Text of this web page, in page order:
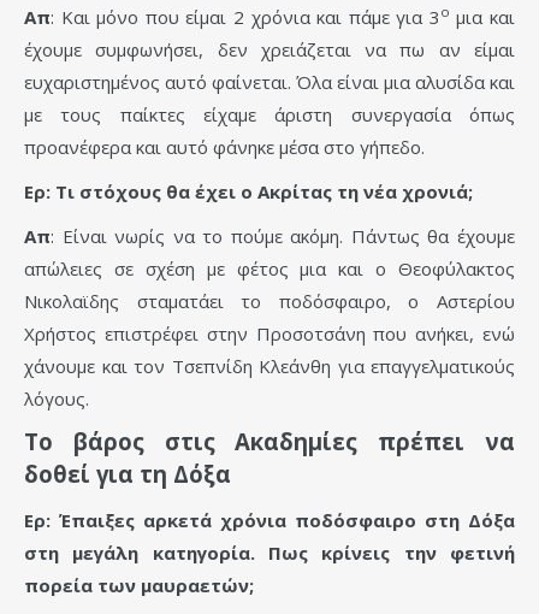
Απ: Και μόνο που είμαι 2 χρόνια και πάμε για 3 ο μια και
έχουμε συμφωνήσει, δεν χρειάζεται να πω αν είμαι
ευχαριστημένος αυτό φαίνεται. Όλα είναι μια αλυσίδα και
με τους παίκτες είχαμε άριστη συνεργασία όπως
προανέφερα και αυτό φάνηκε μέσα στο γήπεδο.
Ερ: Τι στόχους θα έχει ο Ακρίτας τη νέα χρονιά;
Απ: Είναι νωρίς να το πούμε ακόμη. Πάντως θα έχουμε
απώλειες σε σχέση με φέτος μια και ο Θεοφύλακτος
Νικολαϊδης σταματάει το ποδόσφαιρο, ο Αστερίου
Χρήστος επιστρέφει στην Προσοτσάνη που ανήκει, ενώ
χάνουμε και τον Τσεπνίδη Κλεάνθη για επαγγελματικούς
λόγους.
Το βάρος στις Ακαδημίες πρέπει να
δοθεί για τη Δόξα
Ερ: Έπαιξες αρκετά χρόνια ποδόσφαιρο στη Δόξα
στη μεγάλη κατηγορία. Πως κρίνεις την φετινή
πορεία των μαυραετών;